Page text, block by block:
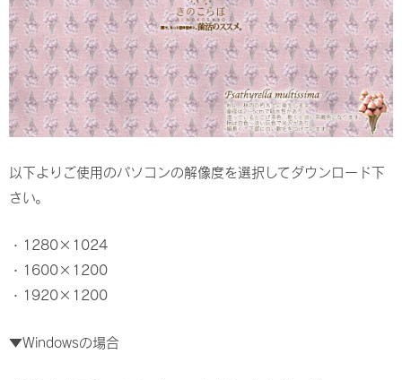
以下よりご使用のパソコンの解像度を選択してダウンロード下
さい。
・ 1280×1024
・ 1600×1200
・ 1920×1200
▼Windowsの場合